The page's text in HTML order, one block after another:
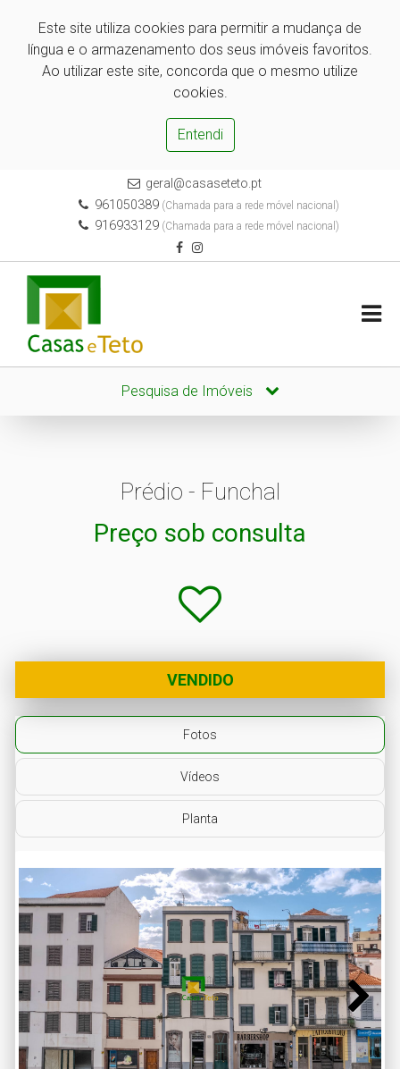
Este site utiliza cookies para permitir a mudança de
língua e o armazenamento dos seus imóveis favoritos.
Ao utilizar este site, concorda que o mesmo utilize
cookies.
Entendi
geral@casaseteto.pt
961050389 (Chamada para a rede móvel nacional)
916933129 (Chamada para a rede móvel nacional)
Pesquisa de Imóveis
Prédio - Funchal
Preço sob consulta
VENDIDO
Fotos
Vídeos
Planta
Next